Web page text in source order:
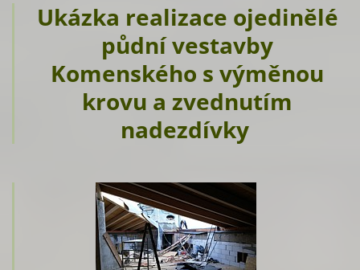
Ukázka realizace ojedinělé
půdní vestavby
Komenského s výměnou
krovu a zvednutím
nadezdívky